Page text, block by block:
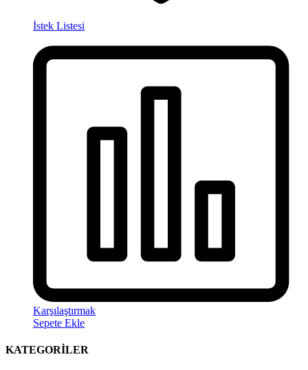
İstek Listesi
Karşılaştırmak
Sepete Ekle
KATEGORİLER